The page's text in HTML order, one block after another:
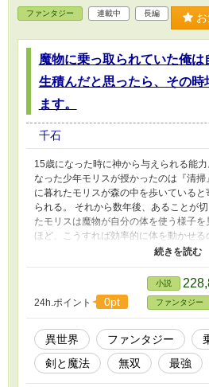
ファンタジー 連載中 長編
魔物に乗っ取られていた俺は
生積んだと思ったら、その時
ます。
千石
15歳になった時に神から与えられる能
なった少年モリスが授かったのは『清
に暮れたモリスが森の中を歩いている
られる。 それから数年後、あることが
たモリスは魔物が自分の体を使う様子
ほど、こうすれば効率的に体を動かせ
魔物に気づかれないようにすること更に
全に体を取り戻すことに成功する。 『
険者になってみよう』 青春時代を魔物
はヤケクソ気味に冒険者になることにし
24h.ポイント
0pt
小説
ファンタジー
異世界 ファンタジー
剣と魔法
無双 最強